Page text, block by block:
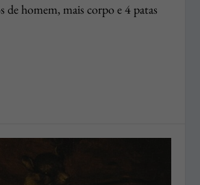
de homem, mais corpo e 4 patas